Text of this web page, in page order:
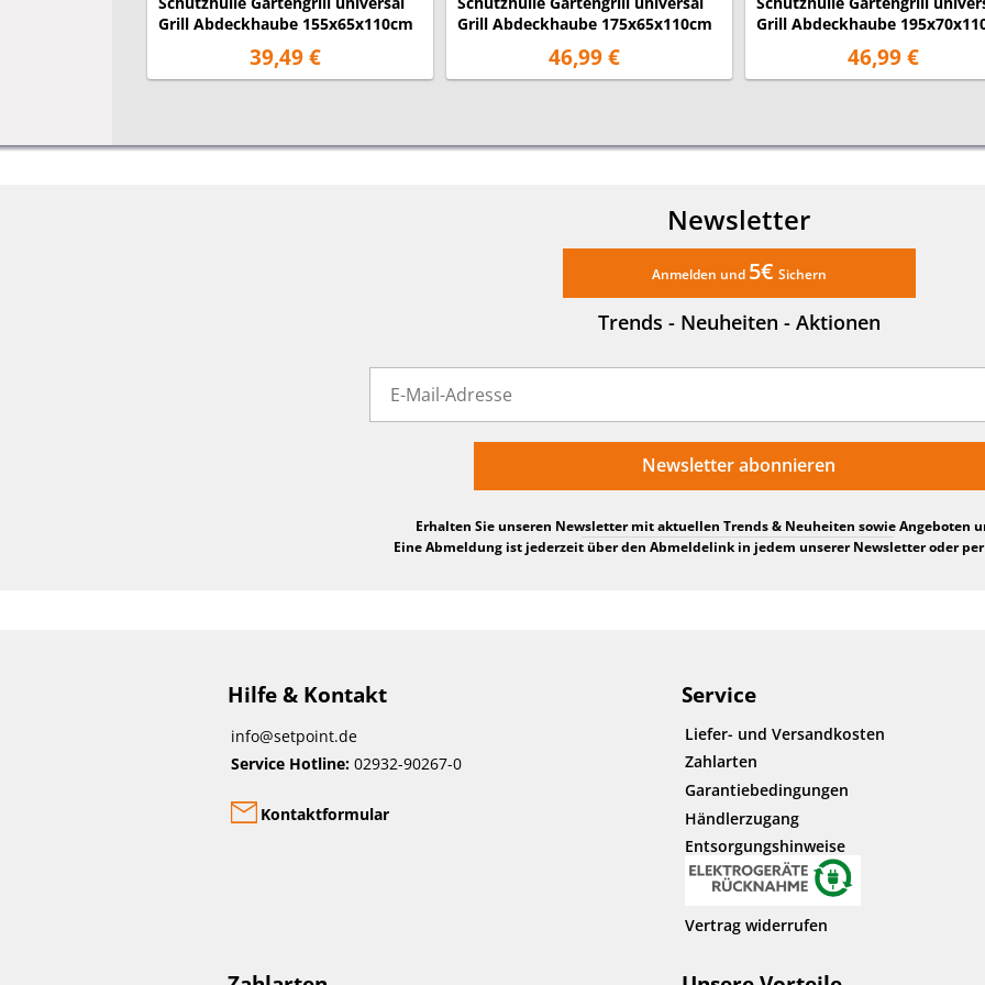
Grill Abdeckhaube 155x65x110cm
39,49 €
Grill Abdeckhaube 175x65x110cm
46,99 €
Grill Abdeckhaube
46,99 €
Newsletter
Anmelden und 5€ Sichern
Trends - Neuheiten - Aktionen
Newsletter abonnieren
Erhalten Sie unseren Newsletter mit aktuellen Trends & Neuheiten sowie Angeboten
Eine Abmeldung ist jederzeit über den Abmeldelink in jedem unserer Newsletter oder
Hilfe & Kontakt
info@setpoint.de
Service Hotline: 02932-90267-0
Kontaktformular
Service
Liefer- und Versandkosten
Zahlarten
Garantiebedingungen
Händlerzugang
Entsorgungshinweise
Vertrag widerrufen